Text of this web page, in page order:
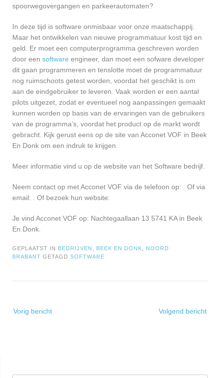
spoorwegovergangen en parkeerautomaten?
In deze tijd is software onmisbaar voor onze maatschappij.
Maar het ontwikkelen van nieuwe programmatuur kost tijd en
geld. Er moet een computerprogramma geschreven worden
door een software engineer, dan moet een sofware developer
dit gaan programmeren en tenslotte moet de programmatuur
nog ruimschoots getest worden, voordat het geschikt is om
aan de eindgebruiker te leveren. Vaak worden er een aantal
pilots uitgezet, zodat er eventueel nog aanpassingen gemaakt
kunnen worden op basis van de ervaringen van de gebruikers
van de programma’s, voordat het product op de markt wordt
gebracht. Kijk gerust eens op de site van Acconet VOF in Beek
En Donk om een indruk te krijgen.
Meer informatie vind u op de website van het Software bedrijf.
Neem contact op met Acconet VOF via de telefoon op: . Of via
email:
. Of bezoek hun website:
Je vind Acconet VOF op: Nachtegaallaan 13 5741 KA in Beek
En Donk.
GEPLAATST IN BEDRIJVEN BEEK EN DONK
NOORD
BRABANT GETAGD SOFTWARE
navigatie
Vorig bericht Volgend bericht